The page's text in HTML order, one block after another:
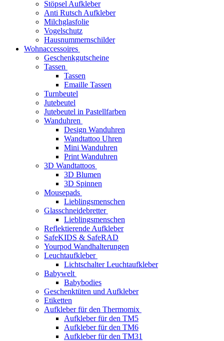
Stöpsel Aufkleber
Anti Rutsch Aufkleber
Milchglasfolie
Vogelschutz
Hausnummernschilder
Wohnaccessoires
Geschenkgutscheine
Tassen
Tassen
Emaille Tassen
Turnbeutel
Jutebeutel
Jutebeutel in Pastellfarben
Wanduhren
Design Wanduhren
Wandtattoo Uhren
Mini Wanduhren
Print Wanduhren
3D Wandtattoos
3D Blumen
3D Spinnen
Mousepads
Lieblingsmenschen
Glasschneidebretter
Lieblingsmenschen
Reflektierende Aufkleber
SafeKIDS & SafeRAD
Yourpod Wandhalterungen
Leuchtaufkleber
Lichtschalter Leuchtaufkleber
Babywelt
Babybodies
Geschenktüten und Aufkleber
Etiketten
Aufkleber für den Thermomix
Aufkleber für den TM5
Aufkleber für den TM6
Aufkleber für den TM31